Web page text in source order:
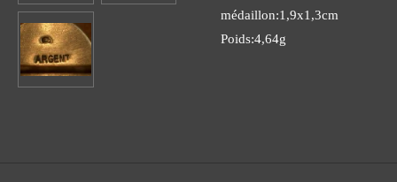
médaillon:1,9x1,3cm
Poids:4,64g